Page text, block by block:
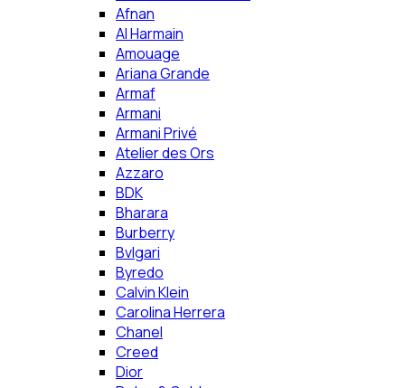
Afnan
Al Harmain
Amouage
Ariana Grande
Armaf
Armani
Armani Privé
Atelier des Ors
Azzaro
BDK
Bharara
Burberry
Bvlgari
Byredo
Calvin Klein
Carolina Herrera
Chanel
Creed
Dior